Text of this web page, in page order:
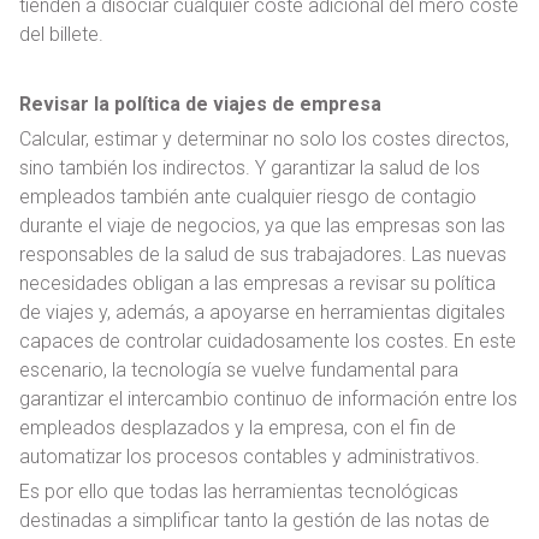
tienden a disociar cualquier coste adicional del mero coste
del billete.
Revisar la política de viajes de empresa
Calcular, estimar y determinar no solo los costes directos,
sino también los indirectos. Y garantizar la salud de los
empleados también ante cualquier riesgo de contagio
durante el viaje de negocios, ya que las empresas son las
responsables de la salud de sus trabajadores. Las nuevas
necesidades obligan a las empresas a revisar su política
de viajes y, además, a apoyarse en herramientas digitales
capaces de controlar cuidadosamente los costes. En este
escenario, la tecnología se vuelve fundamental para
garantizar el intercambio continuo de información entre los
empleados desplazados y la empresa, con el fin de
automatizar los procesos contables y administrativos.
Es por ello que todas las herramientas tecnológicas
destinadas a simplificar tanto la gestión de las notas de